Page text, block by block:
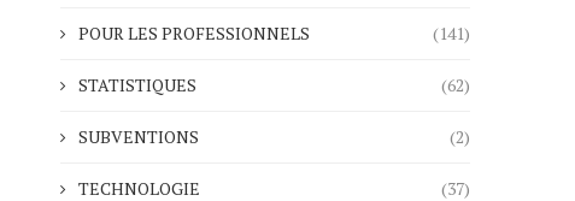
POUR LES PROFESSIONNELS (141)
STATISTIQUES (62)
SUBVENTIONS (2)
TECHNOLOGIE (37)